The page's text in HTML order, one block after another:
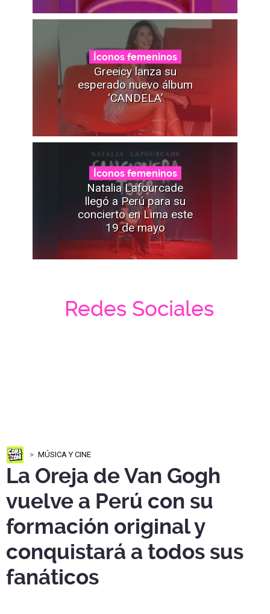
Íconos femeninos
Greeicy lanza su
esperado nuevo álbum
‘CANDELA’
Íconos femeninos
Natalia Lafourcade
llegó a Perú para su
concierto en Lima este
19 de mayo
Redes Sociales
MÚSICA Y CINE
La Oreja de Van Gogh
vuelve a Perú con su
formación original y
conquistará a todos sus
fanáticos